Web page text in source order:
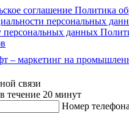
соглашение Политика
персональных
персональных данных
– маркетинг на
связи
течение 20 минут
Номер телефона